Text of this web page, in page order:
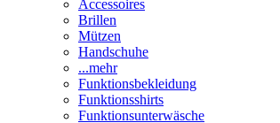
Accessoires
Brillen
Mützen
Handschuhe
...mehr
Funktionsbekleidung
Funktionsshirts
Funktionsunterwäsche